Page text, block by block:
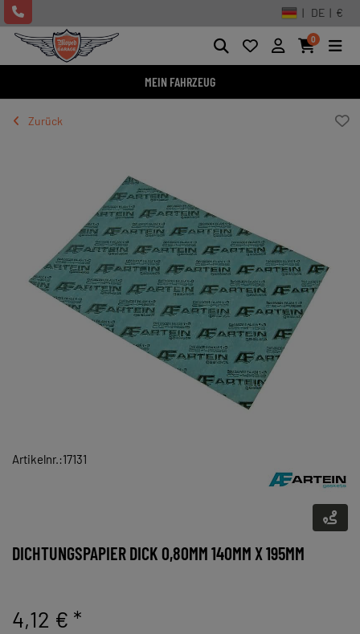
| DE | €
0
MEIN FAHRZEUG
Zurück
Artikelnr.:17131
DICHTUNGSPAPIER DICK 0,80MM 140MM X 195MM
4,12 € *